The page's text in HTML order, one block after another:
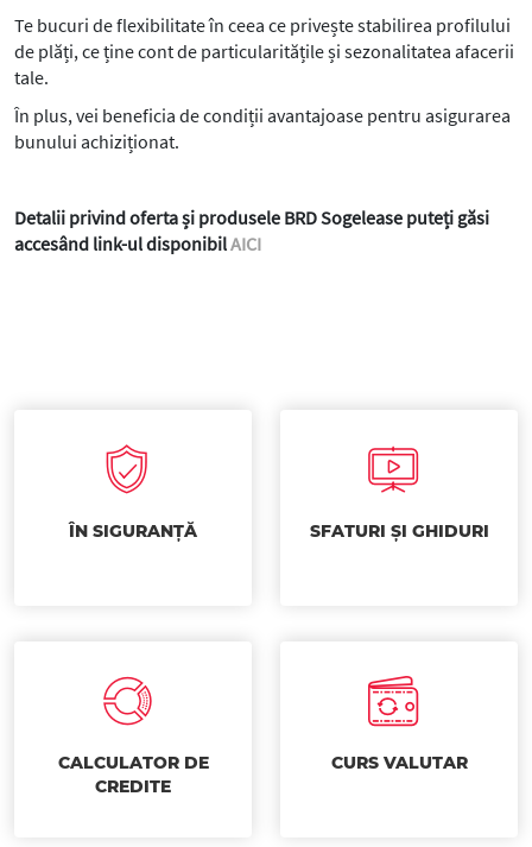
Te bucuri de flexibilitate în ceea ce privește stabilirea profilului
de plăți, ce ține cont de particularitățile și sezonalitatea afacerii
tale.
În plus, vei beneficia de condiții avantajoase pentru asigurarea
bunului achiziționat.
Detalii privind oferta și produsele BRD Sogelease puteți găsi
accesând link-ul disponibilAICI
ÎN SIGURANȚĂ SFATURI ȘI GHIDURI
CALCULATOR DE
CREDITE
CURS VALUTAR